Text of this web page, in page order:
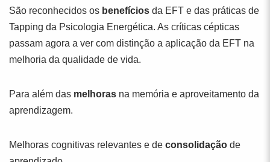
São reconhecidos os benefícios da EFT e das práticas de
Tapping da Psicologia Energética. As críticas cépticas
passam agora a ver com distinção a aplicação da EFT na
melhoria da qualidade de vida.
Para além das melhoras na memória e aproveitamento da
aprendizagem.
Melhoras cognitivas relevantes e de consolidação de